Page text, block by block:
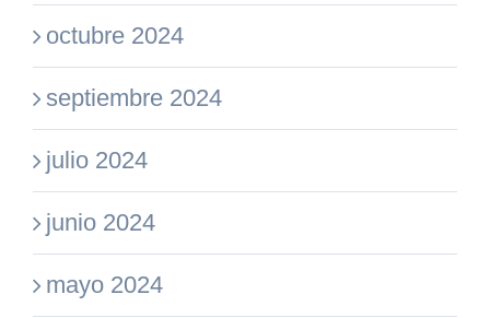
octubre 2024
septiembre 2024
julio 2024
junio 2024
mayo 2024